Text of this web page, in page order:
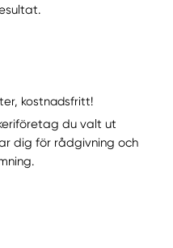
kostnadsfritt!
du valt ut
dig för rådgivning och